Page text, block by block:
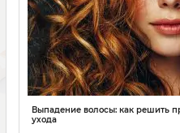
Выпадение волосы: как решить
ухода